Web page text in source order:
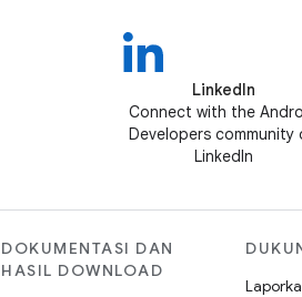
LinkedIn
Connect with the
Developers community
LinkedIn
DOKUMENTASI DAN
HASIL DOWNLOAD